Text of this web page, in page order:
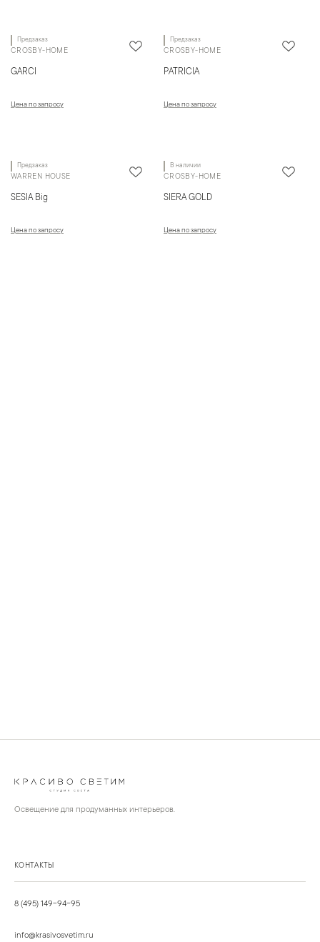
Предзаказ
CROSBY-HOME
GARCI
Цена по запросу
Предзаказ
CROSBY-HOME
PATRICIA
Цена по запросу
Предзаказ
WARREN HOUSE
SESIA Big
Цена по запросу
В наличии
CROSBY-HOME
SIERA GOLD
Цена по запросу
Освещение для продуманных интерьеров.
КОНТАКТЫ
8 (495) 149-94-95
info@krasivosvetim.ru